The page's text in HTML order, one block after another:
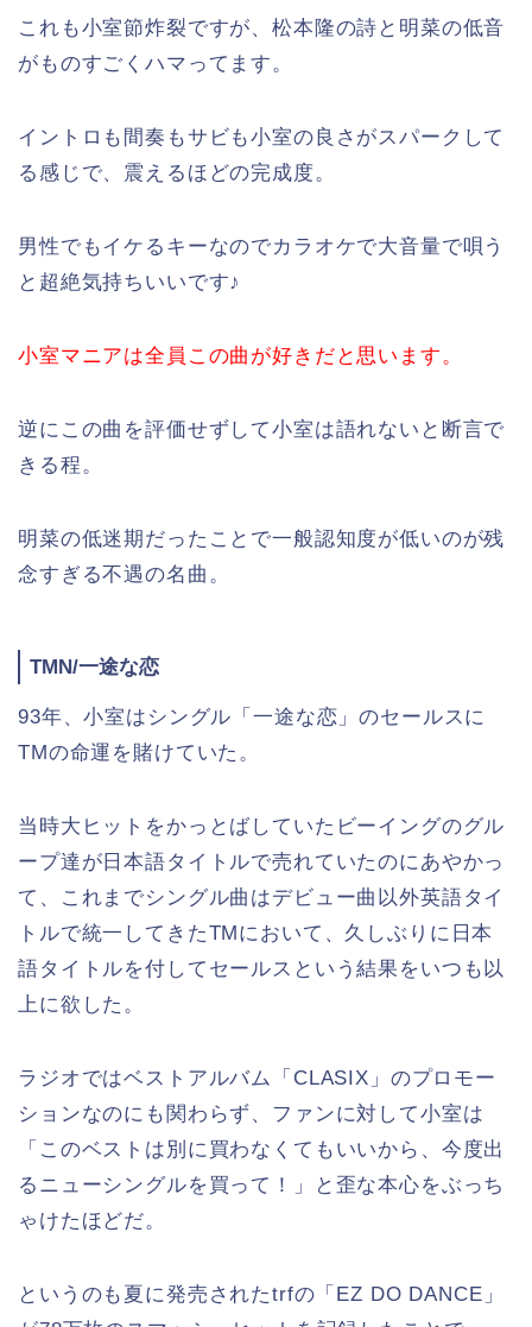
これも小室節炸裂ですが、松本隆の詩と明菜の低音
がものすごくハマってます。
イントロも間奏もサビも小室の良さがスパークして
る感じで、震えるほどの完成度。
男性でもイケるキーなのでカラオケで大音量で唄う
と超絶気持ちいいです♪
小室マニアは全員この曲が好きだと思います。
逆にこの曲を評価せずして小室は語れないと断言で
きる程。
明菜の低迷期だったことで一般認知度が低いのが残
念すぎる不遇の名曲。
TMN/一途な恋
93年、小室はシングル「一途な恋」のセールスに
TMの命運を賭けていた。
当時大ヒットをかっとばしていたビーイングのグル
ープ達が日本語タイトルで売れていたのにあやかっ
て、これまでシングル曲はデビュー曲以外英語タイ
トルで統一してきたTMにおいて、久しぶりに日本
語タイトルを付してセールスという結果をいつも以
上に欲した。
ラジオではベストアルバム「CLASIX」のプロモー
ションなのにも関わらず、ファンに対して小室は
「このベストは別に買わなくてもいいから、今度出
るニューシングルを買って！」と歪な本心をぶっち
ゃけたほどだ。
というのも夏に発売されたtrfの「EZ DO DANCE」